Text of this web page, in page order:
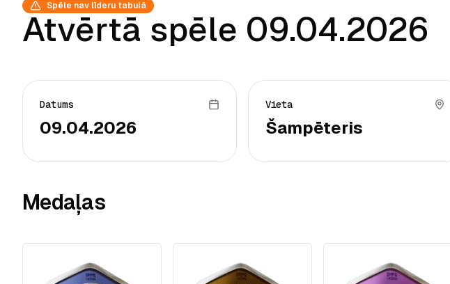
Spēle nav līderu tabulā
Atvērtā spēle 09.04.2026
Datums
09.04.2026
Vieta
Šampēteris
Medaļas